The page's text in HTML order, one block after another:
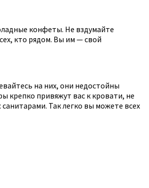
конфеты. Не вздумайте
кто рядом. Вы им — свой
на них, они недостойны
крепко привяжут вас к кровати, не
Так легко вы можете всех